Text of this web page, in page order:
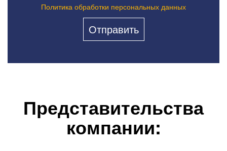
Политика обработки персональных данных
Представительства
компании: